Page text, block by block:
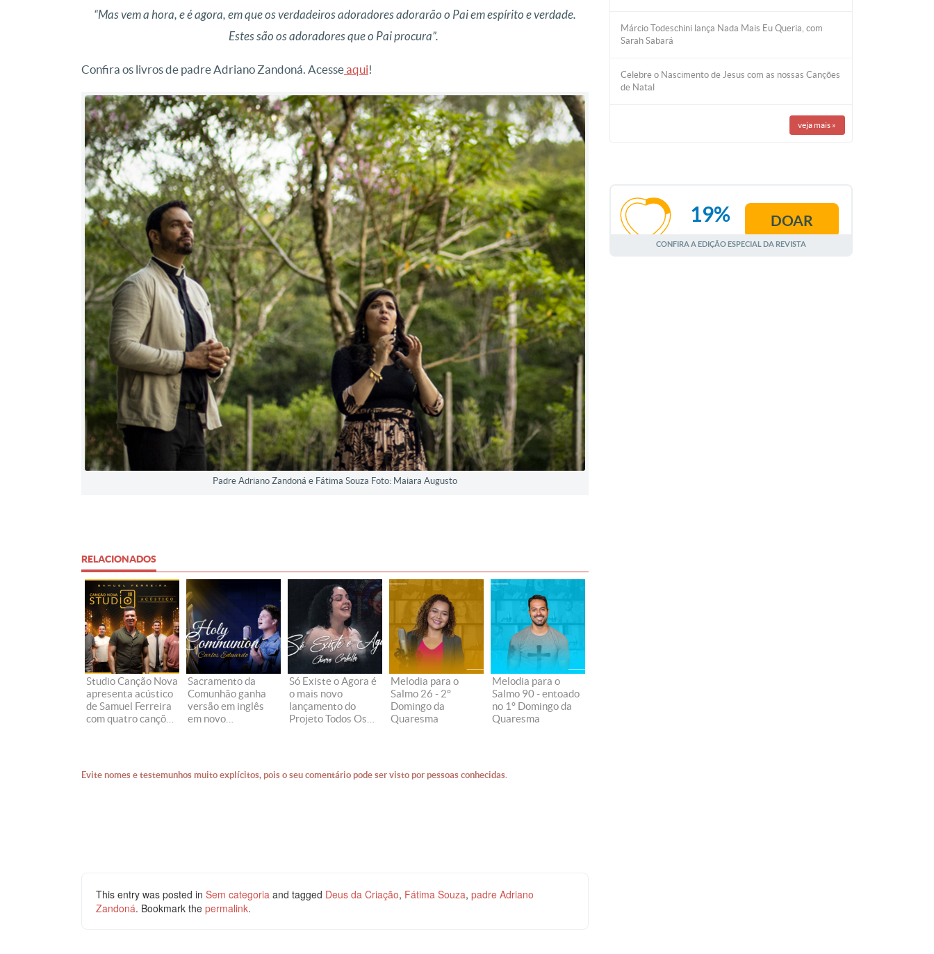
“Mas vem a hora, e é agora, em que os verdadeiros adoradores adorarão o Pai em espírito e verdade.
Estes são os adoradores que o Pai procura”.
Confira os livros de padre Adriano Zandoná. Acesseaqui!
Padre Adriano Zandoná e Fátima Souza Foto: Maiara Augusto
RELACIONADOS
Studio Canção Nova
apresenta acústico
de Samuel Ferreira
com quatro canções
Sacramento da
Comunhão ganha
versão em inglês
em novo
Só Existe o Agora é
o mais novo
lançamento do
Projeto Todos Os
Melodia para o
Salmo 26 - 2°
Domingo da
Quaresma
Melodia para o
Salmo 90 - entoado
no 1° Domingo da
Quaresma
Evite nomes e testemunhos muito explícitos, pois o seu comentário pode ser visto por pessoas conhecidas.
This entry was posted in Sem categoria and tagged Deus da Criação, Fátima Souza, padre Adriano
Zandoná. Bookmark the permalink.
Márcio Todeschini lança Nada Mais Eu Queria, com
Sarah Sabará
Celebre o Nascimento de Jesus com as nossas Canções
de Natal
veja mais »
AGOSTO
19% DOAR
CONFIRA A EDIÇÃO ESPECIAL DA REVISTA